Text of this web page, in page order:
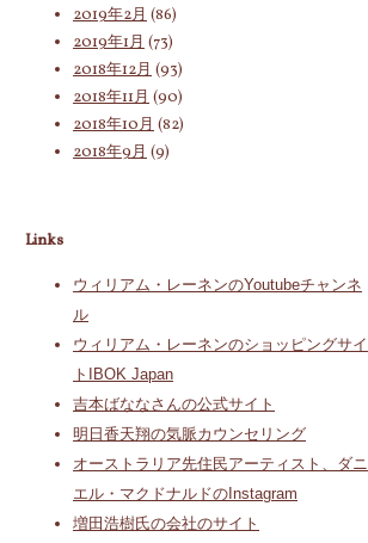
2019年2月 (86)
2019年1月 (73)
2018年12月 (93)
2018年11月 (90)
2018年10月 (82)
2018年9月 (9)
Links
ウィリアム・レーネンのYoutubeチャンネ
ル
ウィリアム・レーネンのショッピングサイ
トIBOK Japan
吉本ばななさんの公式サイト
明日香天翔の気脈カウンセリング
オーストラリア先住民アーティスト、ダニ
エル・マクドナルドのInstagram
増田浩樹氏の会社のサイト